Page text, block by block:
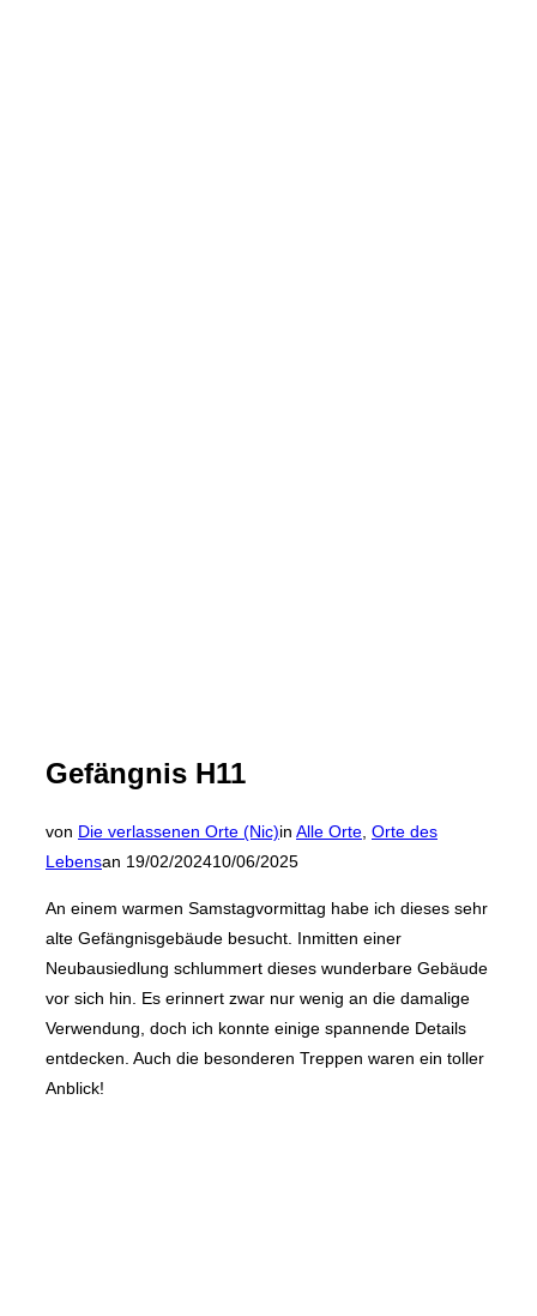
Gefängnis H11
von Die verlassenen Orte (Nic)in Alle Orte Orte des
Lebensan Veröffentlicht
19/02/202410/06/2025
An einem warmen Samstagvormittag habe ich dieses sehr
alte Gefängnisgebäude besucht. Inmitten einer
Neubausiedlung schlummert dieses wunderbare Gebäude
vor sich hin. Es erinnert zwar nur wenig an die damalige
Verwendung, doch ich konnte einige spannende Details
entdecken. Auch die besonderen Treppen waren ein toller
Anblick!